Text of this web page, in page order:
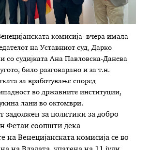
комисија вчера имала
на Уставниот суд, Дарко
со судијката Ана Павловска-Данева
било разговарано и за т.н.
за вработување според
во државните институции,
укина лани во октомври.
задолжен за политики за добро
Фетаи соопшти дека
на Венецијанската комисија се во